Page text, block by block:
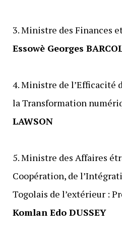
‎3. Ministre des Finances
Essowè Georges
‎4. Ministre de l’Efficacité
la Transformation
LAWSON
‎5. Ministre des Affaires
Coopération, de
Togolais de l’extérieur :
Komlan Edo DUSSEY